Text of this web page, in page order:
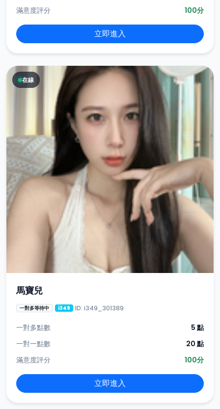
滿意度評分
100分
立即進入
在線
馬寶兒
一對多等待中 i349 ID: i349_301389
一對多點數
5 點
一對一點數
20 點
滿意度評分
100分
立即進入